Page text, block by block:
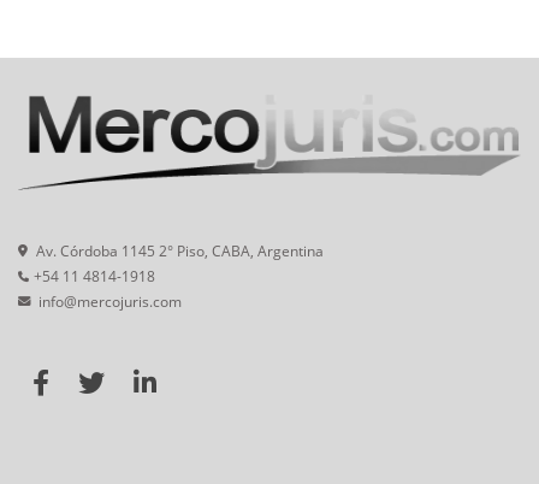
Av. Córdoba 1145 2° Piso, CABA, Argentina
+54 11 4814-1918
info@mercojuris.com